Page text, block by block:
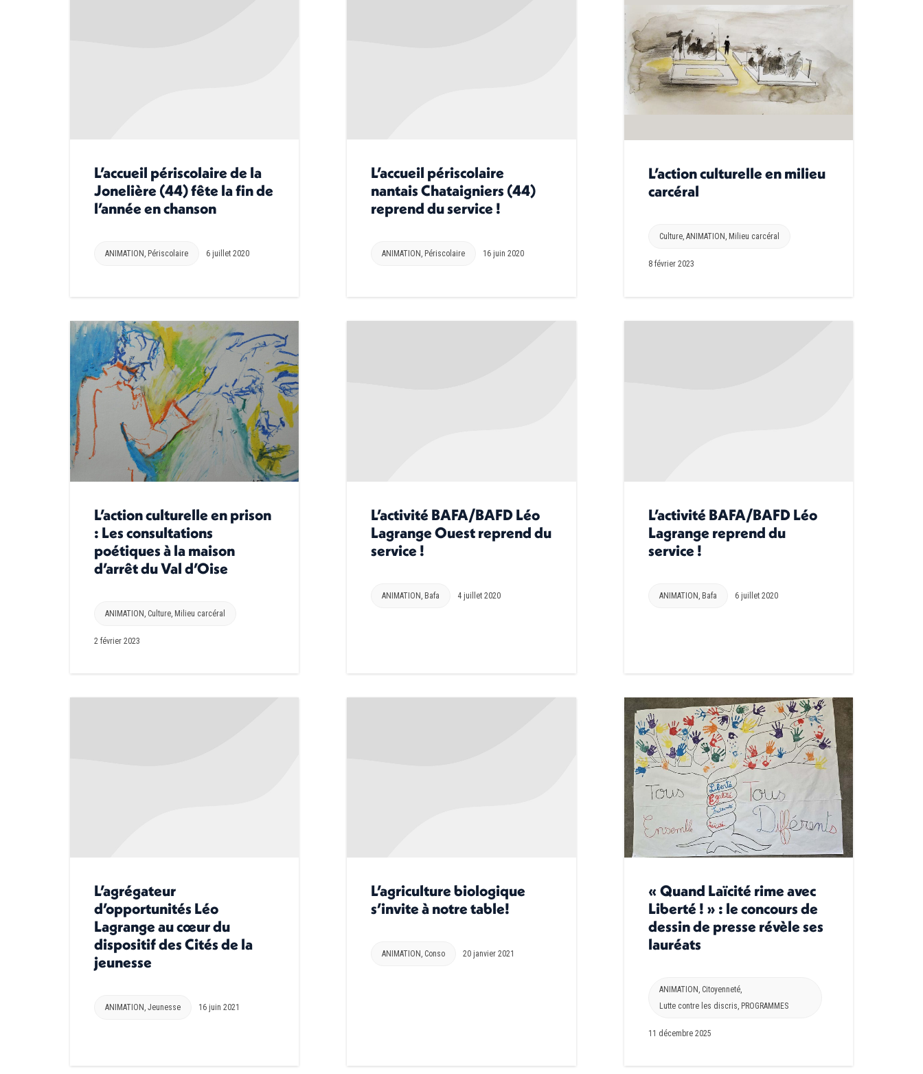
L’accueil périscolaire de la
Jonelière (44) fête la fin de
l’année en chanson
ANIMATION , Périscolaire 6 juillet 2020
L’accueil périscolaire
nantais Chataigniers (44)
reprend du service !
ANIMATION , Périscolaire 16 juin 2020
L’action culturelle en milieu
carcéral
Culture, ANIMATION Milieu carcéral
8 février 2023
L’action culturelle en prison
: Les consultations
poétiques à la maison
d’arrêt du Val d’Oise
ANIMATION, Culture, Milieu carcéral
2 février 2023
L’activité BAFA/BAFD Léo
Lagrange Ouest reprend du
service !
ANIMATION Bafa 4 juillet 2020
L’activité BAFA/BAFD Léo
Lagrange reprend du
service !
ANIMATION Bafa 6 juillet 2020
L’agrégateur
d’opportunités Léo
Lagrange au cœur du
dispositif des Cités de la
jeunesse
ANIMATION , Jeunesse 16 juin 2021
L’agriculture biologique
s’invite à notre table!
ANIMATION , Conso 20 janvier 2021
« Quand Laïcité rime avec
Liberté ! » : le concours de
dessin de presse révèle ses
lauréats
ANIMATION , Citoyenneté,
Lutte contre les discris, PROGRAMMES
11 décembre 2025